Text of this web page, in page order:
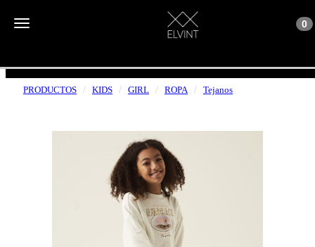
Toggle navigation Toggle
0
ENVÍOS GRATUITOS A PARTIR DE 50€
PRODUCTOS KIDS GIRL ROPA Tejanos